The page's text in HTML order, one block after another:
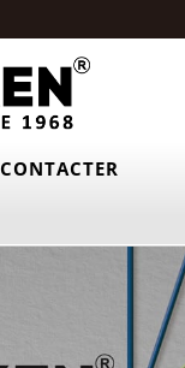
CONTACTER